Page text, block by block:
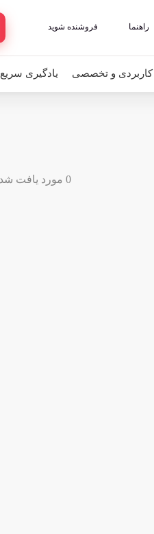
راهنما فروشنده شوید
کاربردی و تخصصی یادگیری سریع
0 مورد یافت شده